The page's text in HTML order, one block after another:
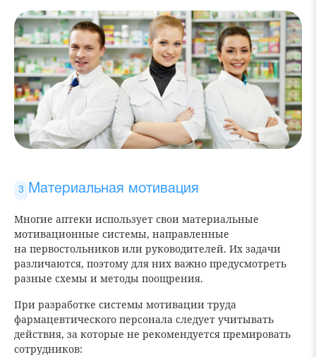
Материальная мотивация
Многие аптеки использует свои материальные
мотивационные системы, направленные
на первостольников или руководителей. Их задачи
различаются, поэтому для них важно предусмотреть
разные схемы и методы поощрения.
При разработке системы мотивации труда
фармацевтического персонала следует учитывать
действия, за которые не рекомендуется премировать
сотрудников: